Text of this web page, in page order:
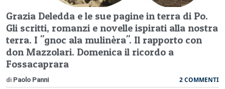
Grazia Deledda e le sue pagine in terra di Po.
Gli scritti, romanzi e novelle ispirati alla nostra
terra. I "gnoc ala mulinèra". Il rapporto con
don Mazzolari. Domenica il ricordo a
Fossacaprara
di Paolo Panni 2 COMMENTI